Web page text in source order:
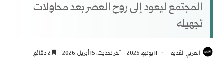
المجتمع ليعود إلى روح العصر بعد محاولات
تجهيله
العربي القديم 11 يونيو، 2025 آخر تحديث: 15 أبريل، 2026